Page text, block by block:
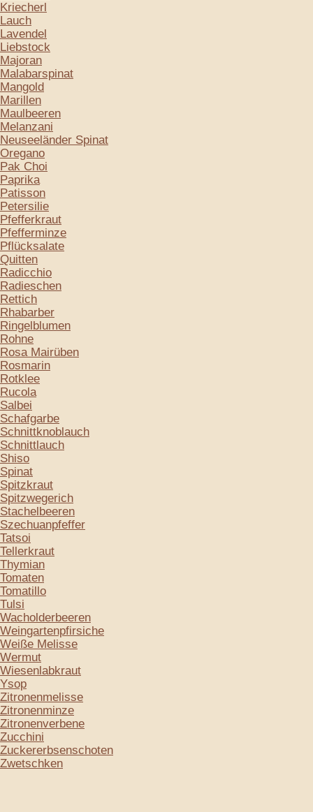
Kriecherl
Lauch
Lavendel
Liebstock
Majoran
Malabarspinat
Mangold
Marillen
Maulbeeren
Melanzani
Neuseeländer Spinat
Oregano
Pak Choi
Paprika
Patisson
Petersilie
Pfefferkraut
Pfefferminze
Pflücksalate
Quitten
Radicchio
Radieschen
Rettich
Rhabarber
Ringelblumen
Rohne
Rosa Mairüben
Rosmarin
Rotklee
Rucola
Salbei
Schafgarbe
Schnittknoblauch
Schnittlauch
Shiso
Spinat
Spitzkraut
Spitzwegerich
Stachelbeeren
Szechuanpfeffer
Tatsoi
Tellerkraut
Thymian
Tomaten
Tomatillo
Tulsi
Wacholderbeeren
Weingartenpfirsiche
Weiße Melisse
Wermut
Wiesenlabkraut
Ysop
Zitronenmelisse
Zitronenminze
Zitronenverbene
Zucchini
Zuckererbsenschoten
Zwetschken